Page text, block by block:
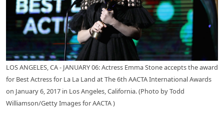
LOS ANGELES, CA - JANUARY 06: Actress Emma Stone accepts the award
for Best Actress for La La Land at The 6th AACTA International Awards
on January 6, 2017 in Los Angeles, California. (Photo by Todd
Williamson/Getty Images for AACTA )